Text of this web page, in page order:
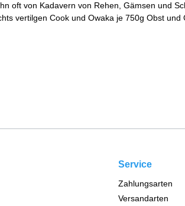
oft von Kadavern von Rehen, Gämsen und
vertilgen Cook und Owaka je 750g Obst und
Service
Zahlungsarten
Versandarten